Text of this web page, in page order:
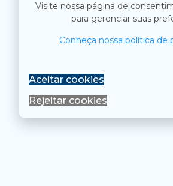
Visite nossa página de
para gerenciar suas
Conheça nossa política de
Aceitar cookies
Rejeitar cookies